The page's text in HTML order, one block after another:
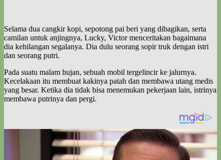
Selama dua cangkir kopi, sepotong pai beri yang dibagikan, serta
camilan untuk anjingnya, Lucky, Victor menceritakan bagaimana
dia kehilangan segalanya. Dia dulu seorang sopir truk dengan istri
dan seorang putri.
Pada suatu malam hujan, sebuah mobil tergelincir ke jalurnya.
Kecelakaan itu membuat kakinya patah dan membawa utang medis
yang besar. Ketika dia tidak bisa menemukan pekerjaan lain, istrinya
membawa putrinya dan pergi.